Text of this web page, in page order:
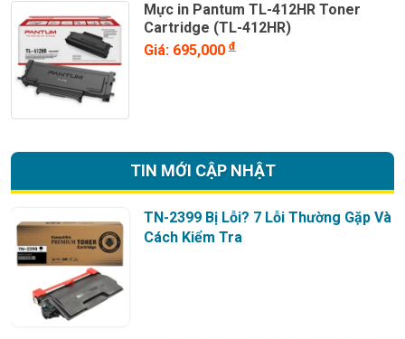
Mực in Pantum TL-412HR Toner
Cartridge (TL-412HR)
Giá: 695,000đ
TIN MỚI CẬP NHẬT
TN-2399 Bị Lỗi? 7 Lỗi Thường Gặp Và
Cách Kiểm Tra